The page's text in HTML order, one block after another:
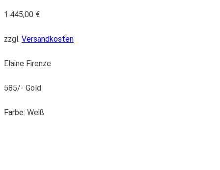
1.445,00 €
zzgl. Versandkosten
Elaine Firenze
585/- Gold
Farbe: Weiß